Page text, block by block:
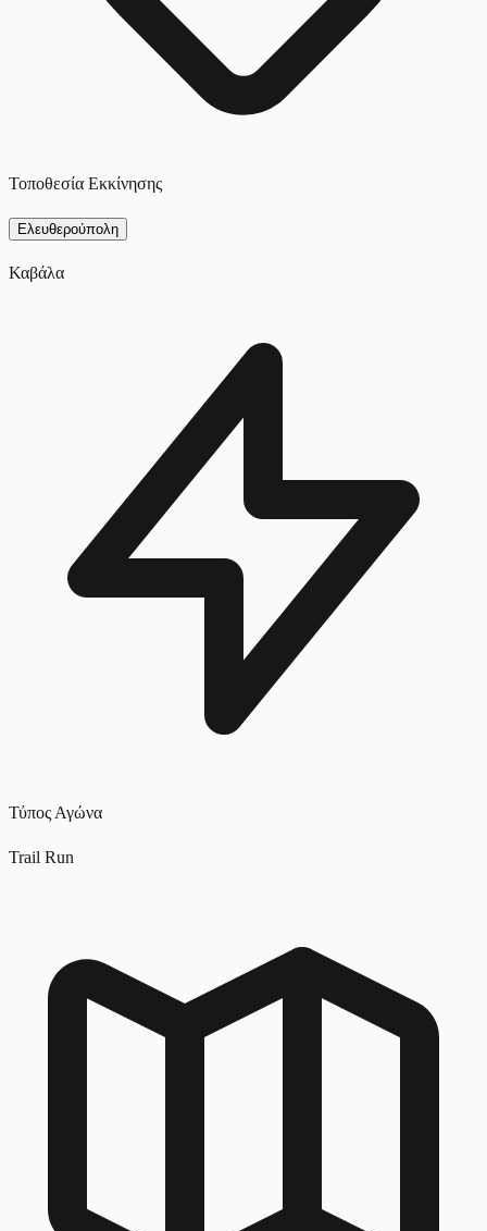
Τοποθεσία Εκκίνησης
Ελευθερούπολη
Καβάλα
Τύπος Αγώνα
Trail Run